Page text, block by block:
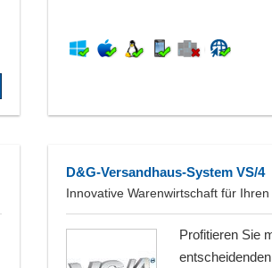
D&G-Versandhaus-System VS/4
Innovative Warenwirtschaft für
Profitieren Sie